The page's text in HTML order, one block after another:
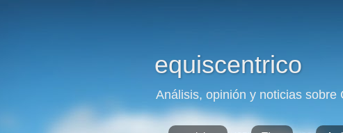
equiscentrico
Análisis, opinión y noticias sobre